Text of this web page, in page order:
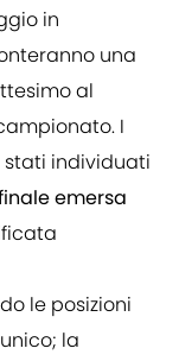
in
una
al
I
stati individuati
emersa
le posizioni
la